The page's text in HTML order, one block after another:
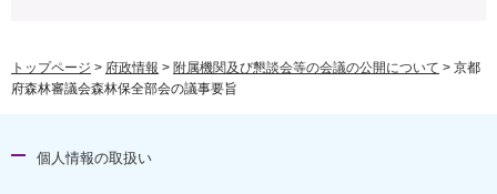
トップページ > 府政情報 > 附属機関及び懇談会等の会議の公開について > 京都
府森林審議会森林保全部会の議事要旨
個人情報の取扱い